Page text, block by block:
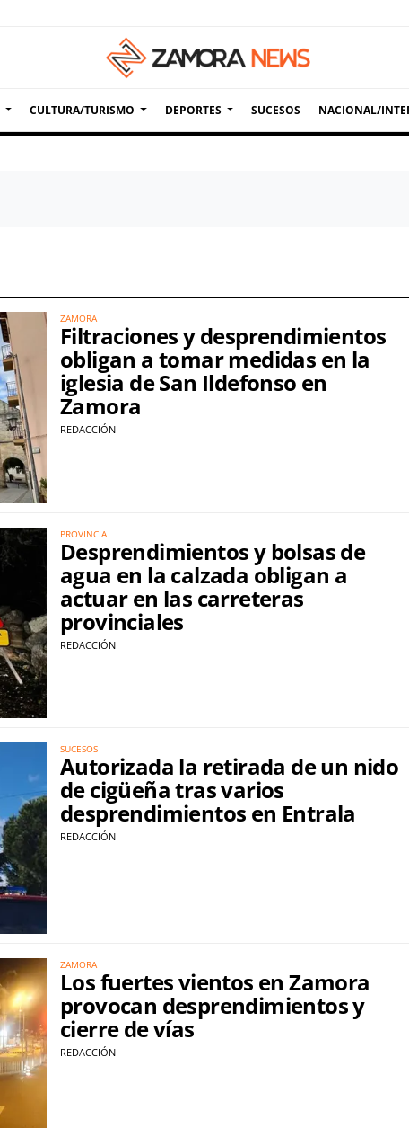
CULTURA/TURISMO DEPORTES SUCESOS NACIONAL/
ZAMORA
Filtraciones y desprendimientos
obligan a tomar medidas en la
iglesia de San Ildefonso en
Zamora
REDACCIÓN
PROVINCIA
Desprendimientos y bolsas de
agua en la calzada obligan a
actuar en las carreteras
provinciales
REDACCIÓN
SUCESOS
Autorizada la retirada de un nido
de cigüeña tras varios
desprendimientos en Entrala
REDACCIÓN
ZAMORA
Los fuertes vientos en Zamora
provocan desprendimientos y
cierre de vías
REDACCIÓN